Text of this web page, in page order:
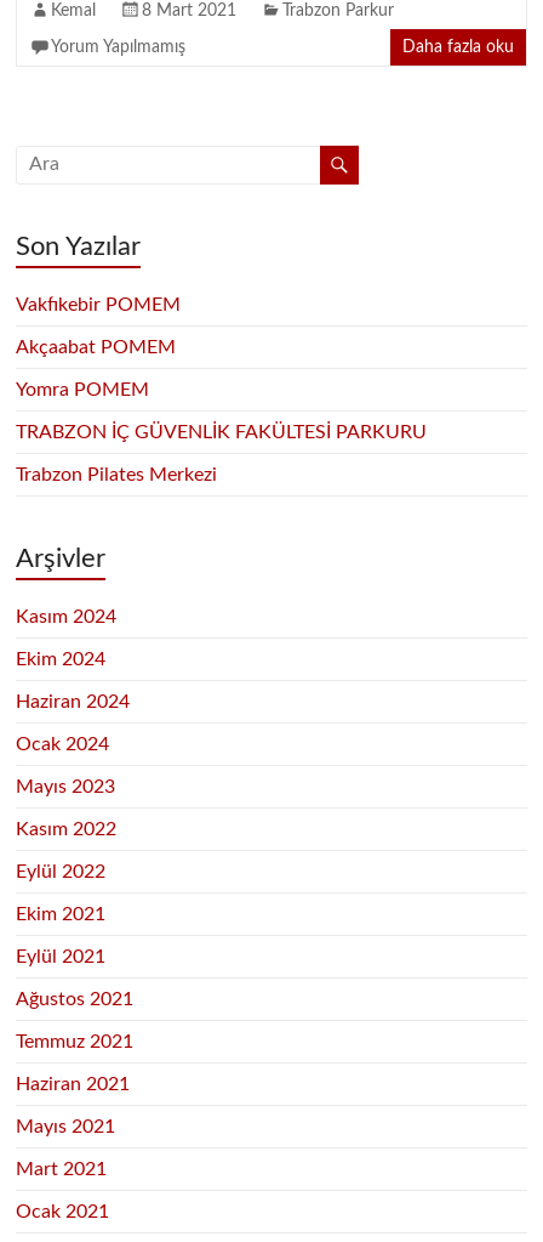
Kemal 8 Mart 2021 Trabzon Parkur
Yorum Yapılmamış Daha fazla oku
Son Yazılar
Vakfıkebir POMEM
Akçaabat POMEM
Yomra POMEM
TRABZON İÇ GÜVENLİK FAKÜLTESİ PARKURU
Trabzon Pilates Merkezi
Arşivler
Kasım 2024
Ekim 2024
Haziran 2024
Ocak 2024
Mayıs 2023
Kasım 2022
Eylül 2022
Ekim 2021
Eylül 2021
Ağustos 2021
Temmuz 2021
Haziran 2021
Mayıs 2021
Mart 2021
Ocak 2021